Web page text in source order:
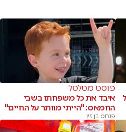
פוסט מטלטל
איבד את כל משפחתו בשבי
החמאס: "הייתי מוותר על החיים"
פנחס בן זיו